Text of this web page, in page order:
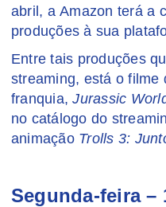
abril, a Amazon terá a
produções à sua
Entre tais produções
streaming, está o filme
franquia,Jurassic
no catálogo do
animação Trolls 3:
Segunda-feira –